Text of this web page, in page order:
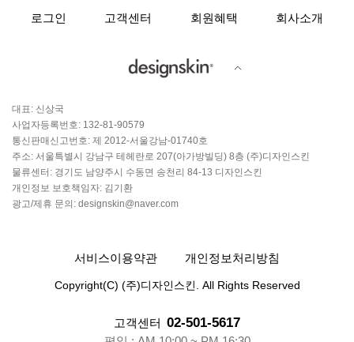
로그인 고객센터 회원혜택 회사소개
대표: 신상국
사업자등록번호: 132-81-90579
통신판매신고번호: 제 2012-서울강남-01740호
주소: 서울특별시 강남구 테헤란로 207(아가방빌딩) 8층 (주)디자인스킨
물류센터: 경기도 남양주시 수동면 송천리 84-13 디자인스킨
개인정보 보호책임자: 김기환
광고/제휴 문의: designskin@naver.com
서비스이용약관 개인정보처리방침
Copyright(C) (주)디자인스킨. All Rights Reserved
고객센터 02-501-5617